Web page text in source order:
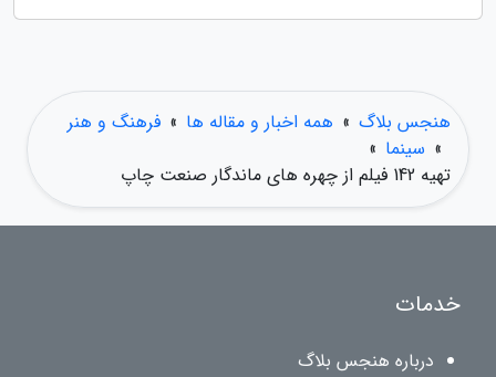
هنجس بلاگ » همه اخبار و مقاله ها » فرهنگ و هنر
» سینما »
تهیه 142 فیلم از چهره های ماندگار صنعت چاپ
خدمات
درباره هنجس بلاگ